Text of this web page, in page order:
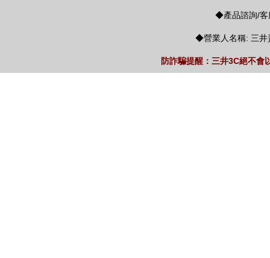
◆產品諮詢/客
◆營業人名稱: 三井
防詐騙提醒：三井3C絕不會